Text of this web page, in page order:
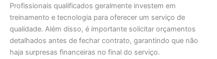
Profissionais qualificados geralmente investem em
treinamento e tecnologia para oferecer um serviço de
qualidade. Além disso, é importante solicitar orçamentos
detalhados antes de fechar contrato, garantindo que não
haja surpresas financeiras no final do serviço.